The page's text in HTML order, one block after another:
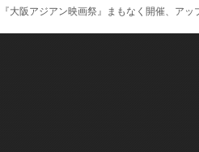
『大阪アジアン映画祭』まもなく開催、ア